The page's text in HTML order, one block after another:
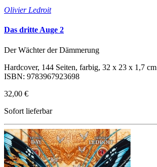
Olivier Ledroit
Das dritte Auge 2
Der Wächter der Dämmerung
Hardcover, 144 Seiten, farbig, 32 x 23 x 1,7 cm
ISBN: 9783967923698
32,00 €
Sofort lieferbar